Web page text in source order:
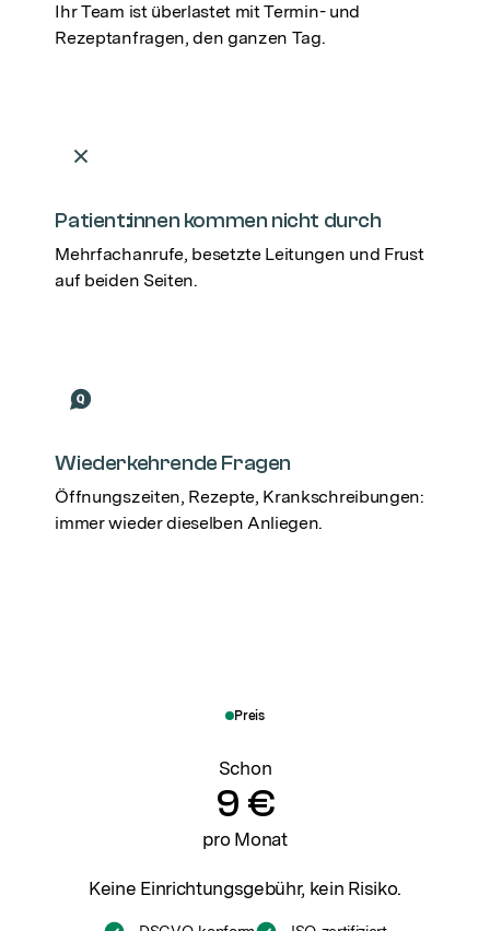
Ihr Team ist überlastet mit Termin- und
Rezeptanfragen, den ganzen Tag.
Patient:innen kommen nicht durch
Mehrfachanrufe, besetzte Leitungen und Frust
auf beiden Seiten.
Wiederkehrende Fragen
Öffnungszeiten, Rezepte, Krankschreibungen:
immer wieder dieselben Anliegen.
Preis
Schon
9 €
pro Monat
Keine Einrichtungsgebühr, kein Risiko.